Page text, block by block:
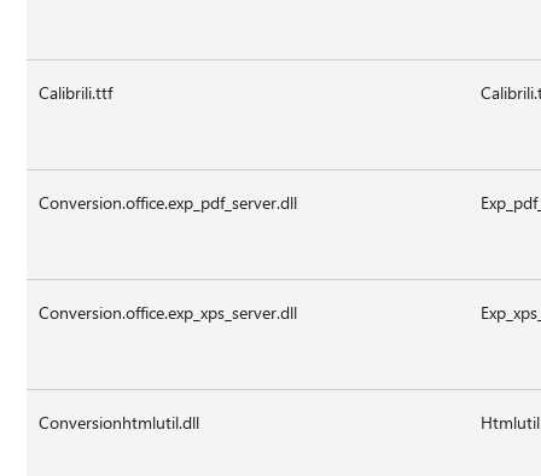
Calibrili.ttf
Conversion.office.exp_pdf_server.dll
Conversion.office.exp_xps_server.dll
Conversionhtmlutil.dll